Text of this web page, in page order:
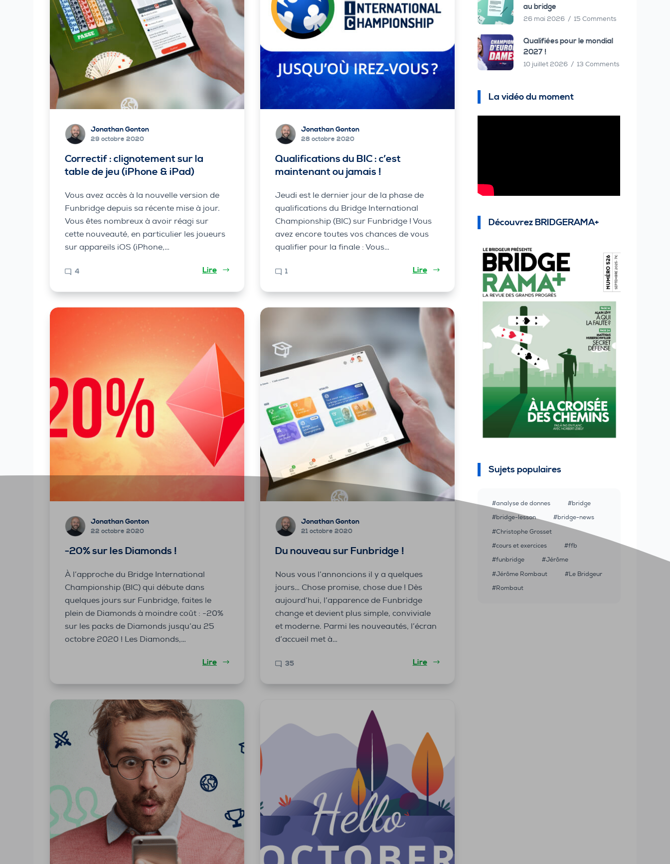
Jonathan Gonton
29 octobre 2020
Correctif : clignotement sur la
table de jeu (iPhone & iPad)
Vous avez accès à la nouvelle version de
Funbridge depuis sa récente mise à jour.
Vous êtes nombreux à avoir réagi sur
cette nouveauté, en particulier les joueurs
sur appareils iOS (iPhone,…
4 Lire
Jonathan Gonton
28 octobre 2020
Qualifications du BIC : c’est
maintenant ou jamais !
Jeudi est le dernier jour de la phase de
qualifications du Bridge International
Championship (BIC) sur Funbridge ! Vous
avez encore toutes vos chances de vous
qualifier pour la finale : Vous…
1 Lire
Jonathan Gonton
22 octobre 2020
-20% sur les Diamonds !
À l’approche du Bridge International
Championship (BIC) qui débute dans
quelques jours sur Funbridge, faites le
plein de Diamonds à moindre coût : -20%
sur les packs de Diamonds jusqu’au 25
octobre 2020 ! Les Diamonds,…
Lire
Jonathan Gonton
21 octobre 2020
Du nouveau sur Funbridge !
Nous vous l’annoncions il y a quelques
jours… Chose promise, chose due ! Dès
aujourd’hui, l’apparence de Funbridge
change et devient plus simple, conviviale
et moderne. Parmi les nouveautés, l’écran
d’accueil met à…
35 Lire
au bridge
26 mai 2026 15 Comments
Qualifiées pour le mondial
2027 !
10 juillet 2026 13 Comments
La vidéo du moment
Découvrez BRIDGERAMA+
Sujets populaires
analyse de donnes
bridge
bridge-lesson
bridge-news
Christophe Grosset
cours et exercices
ffb
funbridge
Jérôme
Jérôme Rombaut
Le Bridgeur
Rombaut